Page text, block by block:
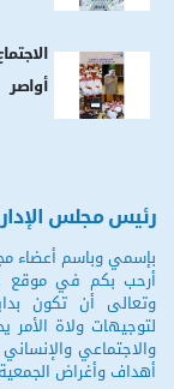
أواصر
رئيس مجلس
بإسمي وباسم أعضاء
أرحب بكم في موقع
وتعالى أن تكون
لتوجيهات ولاة
والاجتماعي
أهداف وأغراض